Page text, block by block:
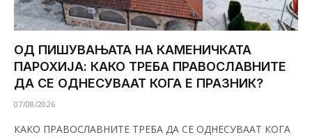
ОД ПИШУВАЊАТА НА КАМЕНИЧКАТА
ПАРОХИЈА: КАКО ТРЕБА ПРАВОСЛАВНИТЕ
ДА СЕ ОДНЕСУВААТ КОГА Е ПРАЗНИК?
07/08/2026
КАКО ПРАВОСЛАВНИТЕ ТРЕБА ДА СЕ ОДНЕСУВААТ КОГА